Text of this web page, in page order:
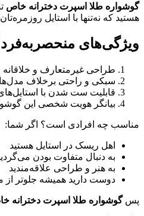
گوشواره طلا اسپرت دخترانه خاص
هستید که نه‌تنها با استایل
ویژگی‌های
طراحی غیرمتعارف و
سبکی و راحتی برخلاف
قابلیت ست شدن با
بیانگر هویت شخصی این
مناسب چه افرادی است؟ اگر شما:
اهل ریسک در استایل هستید
به دنبال متفاوت بودن
به هنر و طراحی علاقه‌مندید
دوست دارید همیشه جلوتر از
پسگوشواره طلا اسپرت دخترانه